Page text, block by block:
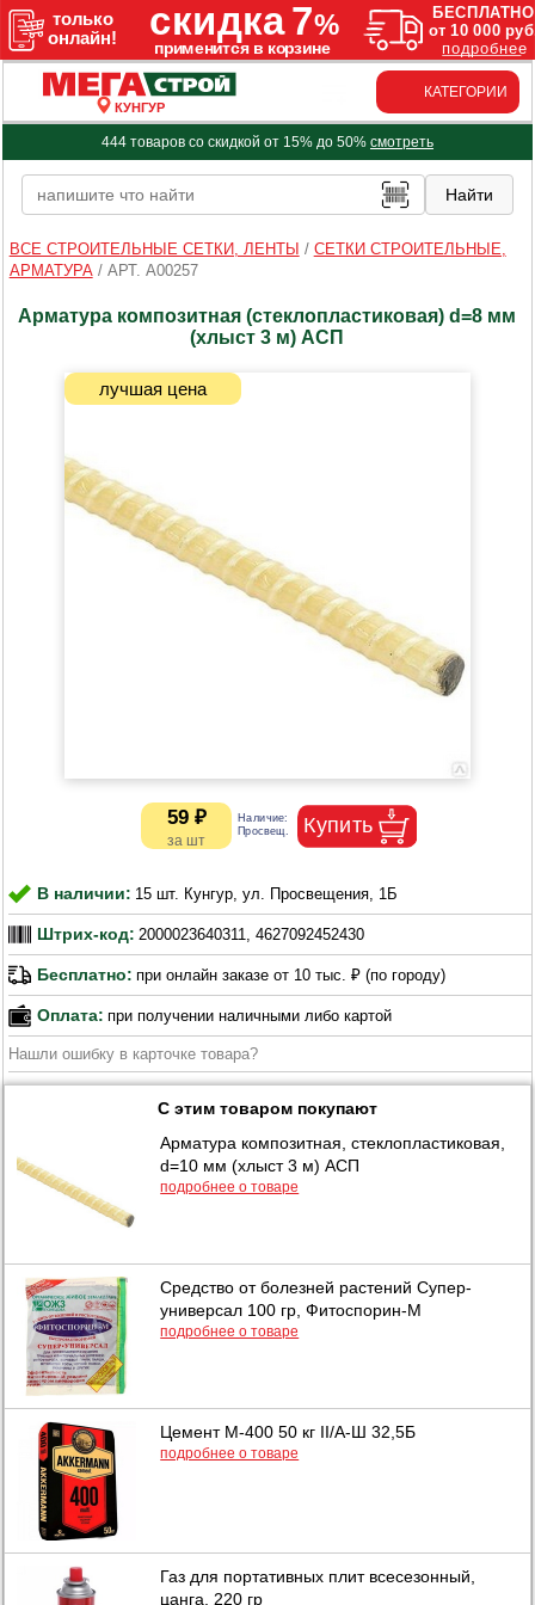
КУНГУР
КАТЕГОРИИ
444 товаров со скидкой от 15% до 50% смотреть
ВСЕ СТРОИТЕЛЬНЫЕ СЕТКИ, ЛЕНТЫ / СЕТКИ СТРОИТЕЛЬНЫЕ,
АРМАТУРА/ АРТ. A00257
Арматура композитная (стеклопластиковая) d=8 мм
(хлыст 3 м) АСП
59 ₽
В наличии: 15 шт. Кунгур, ул. Просвещения, 1Б
Штрих-код: 2000023640311, 4627092452430
Бесплатно: при онлайн заказе от 10 тыс. ₽ (по городу)
Оплата: при получении наличными либо картой
Нашли ошибку в карточке товара?
С этим товаром покупают
Арматура композитная, стеклопластиковая,
d=10 мм (хлыст 3 м) АСП
подробнее о товаре
Средство от болезней растений Супер-
универсал 100 гр, Фитоспорин-М
подробнее о товаре
Цемент М-400 50 кг II/А-Ш 32,5Б
подробнее о товаре
Газ для портативных плит всесезонный,
цанга, 220 гр